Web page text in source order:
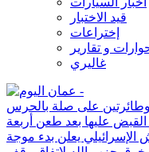
قيد الاختبار
إختراعات
و تقارير
غاليري
على صلة بالحرس
عليها بعد طعن أربعة
الإسرائيلي يعلن بدء موجة